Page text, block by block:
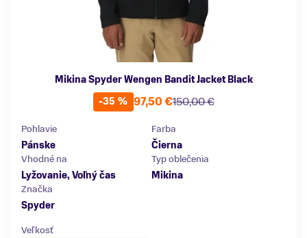
Mikina Spyder Wengen Bandit Jacket Black
-35 %
150,00 €
97,50 €
Pohlavie
Pánske
Farba
Čierna
Vhodné na
Lyžovanie, Voľný čas
Typ oblečenia
Mikina
Značka
Spyder
Veľkosť